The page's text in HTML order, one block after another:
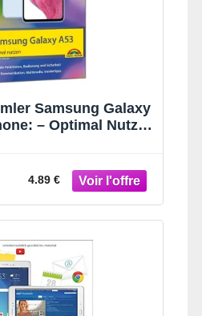
Samsung Galaxy
– Optimal Nutzen
4.89 €